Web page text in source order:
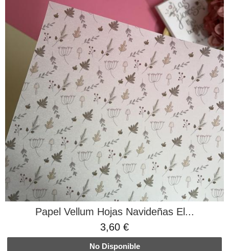
Papel Vellum Hojas Navideñas El...
3,60 €
No Disponible